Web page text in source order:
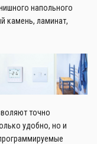
напольного
камень, ламинат,
точно
удобно, но и